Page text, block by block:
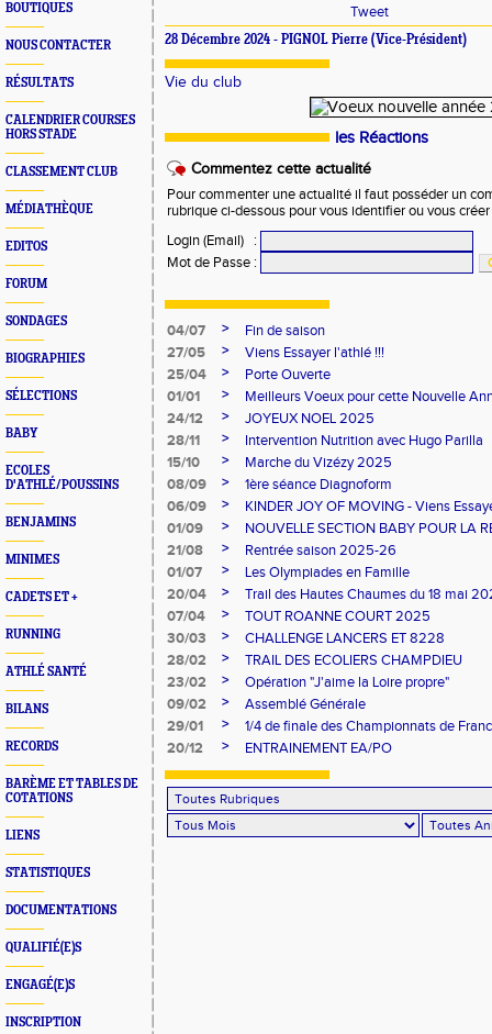
BOUTIQUES
NOUS CONTACTER
RÉSULTATS
CALENDRIER COURSES
HORS STADE
CLASSEMENT CLUB
MÉDIATHÈQUE
EDITOS
FORUM
SONDAGES
BIOGRAPHIES
SÉLECTIONS
BABY
ECOLES
D'ATHLÉ/POUSSINS
BENJAMINS
MINIMES
CADETS ET +
RUNNING
ATHLÉ SANTÉ
BILANS
RECORDS
BARÈME ET TABLES DE
COTATIONS
LIENS
STATISTIQUES
DOCUMENTATIONS
QUALIFIÉ(E)S
ENGAGÉ(E)S
INSCRIPTION
Tweet
28 Décembre 2024 - PIGNOL Pierre (Vice-Président)
Vie du club
les Réactions
Commentez cette actualité
Pour commenter une actualité il faut posséder un
rubrique ci-dessous pour vous identifier ou vous
Login (Email)
:
Mot de Passe :
04/07 >
Fin de saison
27/05
>
Viens Essayer l'athlé !!!
25/04
>
Porte Ouverte
01/01
>
Meilleurs Voeux pour cette Nouvelle
24/12
>
JOYEUX NOEL 2025
28/11
>
Intervention Nutrition avec Hugo Parilla
15/10
>
Marche du Vizézy 2025
08/09
>
1ère séance Diagnoform
06/09
>
KINDER JOY OF MOVING - Viens
01/09
>
NOUVELLE SECTION BABY POUR LA
21/08
>
Rentrée saison 2025-26
01/07
>
Les Olympiades en Famille
20/04
>
Trail des Hautes Chaumes du 18 mai
07/04
>
TOUT ROANNE COURT 2025
30/03
>
CHALLENGE LANCERS ET 8228
28/02
>
TRAIL DES ECOLIERS CHAMPDIEU
23/02
>
Opération "J'aime la Loire propre"
09/02
>
Assemblé Générale
29/01
>
1/4 de finale des Championnats de
20/12
> ENTRAINEMENT EA/PO